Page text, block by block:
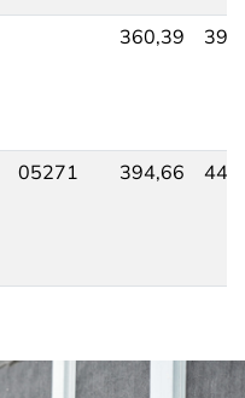
360,39
05271 394,66